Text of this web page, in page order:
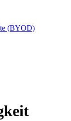
(BYOD)